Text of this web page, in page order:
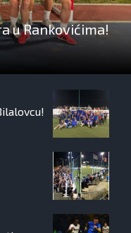
u Rankovićima!